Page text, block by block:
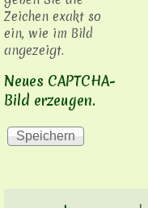
Zeichen exakt so
ein, wie im Bild
angezeigt.
Neues CAPTCHA-
Bild erzeugen.